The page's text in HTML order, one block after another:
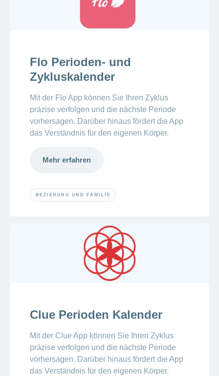
Flo Perioden- und
Zykluskalender
Mit der Flo App können Sie Ihren Zyklus
präzise verfolgen und die nächste Periode
vorhersagen. Darüber hinaus fördert die App
das Verständnis für den eigenen Körper.
Mehr erfahren
BEZIEHUNG UND FAMILIE
Clue Perioden Kalender
Mit der Clue App können Sie Ihren Zyklus
präzise verfolgen und die nächste Periode
vorhersagen. Darüber hinaus fördert die App
das Verständnis für den eigenen Körper.